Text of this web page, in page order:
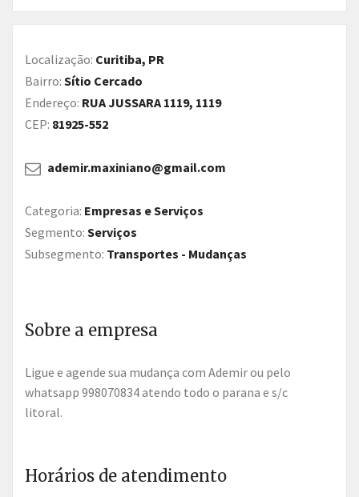
Localização: Curitiba, PR
Bairro: Sítio Cercado
Endereço: RUA JUSSARA 1119, 1119
CEP: 81925-552
ademir.maxiniano@gmail.com
Categoria: Empresas e Serviços
Segmento: Serviços
Subsegmento: Transportes - Mudanças
Sobre a empresa
ligue e agende sua mudança com Ademir ou pelo
whatsapp 998070834 atendo todo o parana e s/c
litoral.
Horários de atendimento